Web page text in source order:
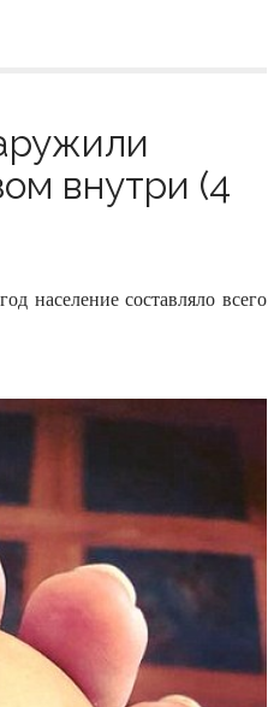
внутри (4
население составляло всего